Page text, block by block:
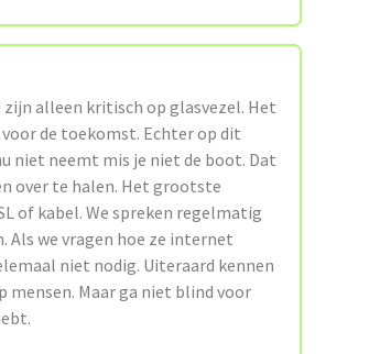
alleen kritisch op glasvezel. Het
de toekomst. Echter op dit
niet neemt mis je niet de boot. Dat
over te halen. Het grootste
of kabel. We spreken regelmatig
Als we vragen hoe ze internet
niet nodig. Uiteraard kennen
mensen. Maar ga niet blind voor